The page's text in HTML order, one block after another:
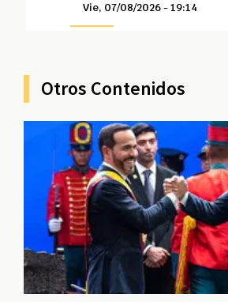
Vie, 07/08/2026 - 19:14
Otros Contenidos